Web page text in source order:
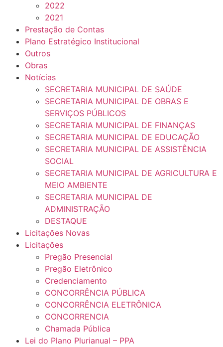
2022
2021
Prestação de Contas
Plano Estratégico Institucional
Outros
Obras
Notícias
SECRETARIA MUNICIPAL DE SAÚDE
SECRETARIA MUNICIPAL DE OBRAS E
SERVIÇOS PÚBLICOS
SECRETARIA MUNICIPAL DE FINANÇAS
SECRETARIA MUNICIPAL DE EDUCAÇÃO
SECRETARIA MUNICIPAL DE ASSISTÊNCIA
SOCIAL
SECRETARIA MUNICIPAL DE AGRICULTURA E
MEIO AMBIENTE
SECRETARIA MUNICIPAL DE
ADMINISTRAÇÃO
DESTAQUE
Licitações Novas
Licitações
Pregão Presencial
Pregão Eletrônico
Credenciamento
CONCORRÊNCIA PÚBLICA
CONCORRÊNCIA ELETRÔNICA
CONCORRENCIA
Chamada Pública
Lei do Plano Plurianual – PPA